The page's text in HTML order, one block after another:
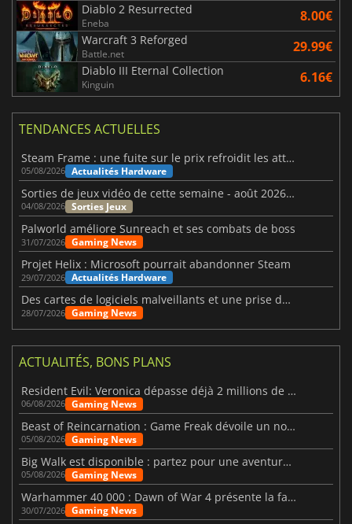
Diablo 2 Resurrected
Eneba 8.00€
Warcraft 3 Reforged
Battle.net 29.99€
Diablo III Eternal Collection
Kinguin 6.16€
TENDANCES ACTUELLES
Steam Frame : une fuite sur le prix refroidit les attentes VR
05/08/2026 Actualités Hardware
Sorties de jeux vidéo de cette semaine - août 2026 (semaine 32)
04/08/2026 Sorties Jeux
Palworld améliore Sunreach et ses combats de boss
31/07/2026 Gaming News
Projet Helix : Microsoft pourrait abandonner Steam
29/07/2026 Actualités Hardware
Des cartes de logiciels malveillants et une prise de contrôle de Discord ont touché Meccha Chameleon
28/07/2026 Gaming News
ACTUALITÉS, BONS PLANS
Resident Evil: Veronica dépasse déjà 2 millions de wishlists
06/08/2026 Gaming News
Beast of Reincarnation : Game Freak dévoile un nouveau pari
05/08/2026 Gaming News
Big Walk est disponible : partez pour une aventure entre amis
05/08/2026 Gaming News
Warhammer 40 000 : Dawn of War 4 présente la faction des Nécrons
30/07/2026 Gaming News